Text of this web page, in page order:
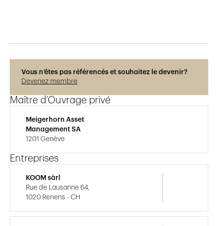
Vous n’êtes pas référencés et souhaitez le devenir?
Devenez membre
Maître d’Ouvrage privé
Meigerhorn Asset
Management SA
1201 Genève
Entreprises
KOOM sàrl
Rue de Lausanne 64,
1020 Renens - CH